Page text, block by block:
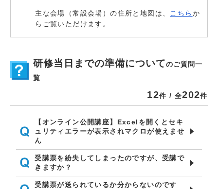
主な会場（常設会場）の住所と地図は、 こちら か
らご覧いただけます。
研修当日までの準備についてのご質問一
覧
12件 / 全202件
【オンライン公開講座】Excelを開くとセキ
ュリティエラーが表示されマクロが使えませ
ん
受講票を紛失してしまったのですが、受講で
きますか？
受講票が送られているか分からないのです